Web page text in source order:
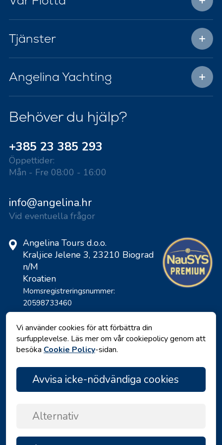
Tjänster
Angelina Yachting
Behöver du hjälp?
+385 23 385 293
Öppettider:
Mån - Fre 08:00 - 16:00
info@angelina.hr
Vid eventuella frågor
Angelina Tours d.o.o.
Kraljice Jelene 3, 23210 Biograd
n/M
Kroatien
Momsregistreringsnummer:
20598733460
ID: HR-AB-23-060130534, MB:
0650676
Vi använder cookies för att förbättra din
surfupplevelse. Läs mer om vår cookiepolicy genom att
besöka Cookie Policy-sidan.
Avvisa icke-nödvändiga cookies
Alternativ